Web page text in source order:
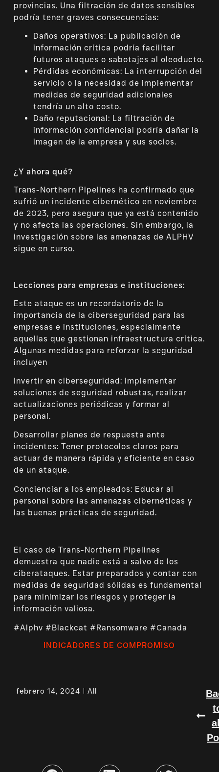
provincias. Una filtración de datos sensibles
podría tener graves consecuencias:
Daños operativos: La publicación de
información crítica podría facilitar
futuros ataques o sabotajes al oleoducto.
Pérdidas económicas: La interrupción del
servicio o la necesidad de implementar
medidas de seguridad adicionales
tendría un alto costo.
Daño reputacional: La filtración de
información confidencial podría dañar la
imagen de la empresa y sus socios.
¿Y ahora qué?
Trans-Northern Pipelines ha confirmado que
sufrió un incidente cibernético en noviembre
de 2023, pero asegura que ya está contenido
y no afecta las operaciones. Sin embargo, la
investigación sobre las amenazas de ALPHV
sigue en curso.
Lecciones para empresas e instituciones:
Este ataque es un recordatorio de la
importancia de la ciberseguridad para las
empresas e instituciones, especialmente
aquellas que gestionan infraestructura crítica.
Algunas medidas para reforzar la seguridad
incluyen
Invertir en ciberseguridad: Implementar
soluciones de seguridad robustas, realizar
actualizaciones periódicas y formar al
personal.
Desarrollar planes de respuesta ante
incidentes: Tener protocolos claros para
actuar de manera rápida y eficiente en caso
de un ataque.
Concienciar a los empleados: Educar al
personal sobre las amenazas cibernéticas y
las buenas prácticas de seguridad.
El caso de Trans-Northern Pipelines
demuestra que nadie está a salvo de los
ciberataques. Estar preparados y contar con
medidas de seguridad sólidas es fundamental
para minimizar los riesgos y proteger la
información valiosa.
#Alphv #Blackcat #Ransomware #Canada
INDICADORES DE COMPROMISO
febrero 14, 2024 All